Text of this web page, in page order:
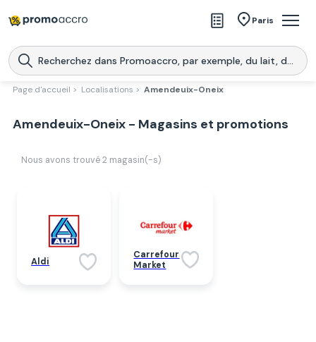
Paris
Magasins
Produits
Promoaccro
l'application
Page d'accueil > Localisations > Amendeuix-Oneix
Amendeuix-Oneix - Magasins et promotions
Nous avons trouvé 2 magasin(-s)
Aldi
Carrefour
Market